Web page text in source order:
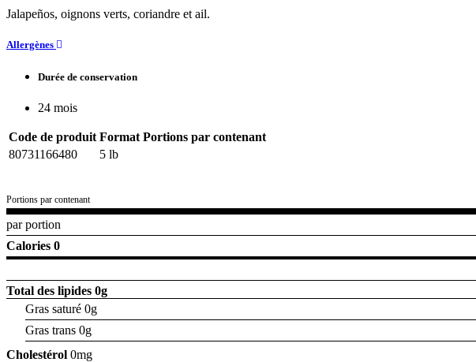
Jalapeños, oignons verts, coriandre et ail.
Allergènes
Durée de conservation
24 mois
Code de produit Format Portions par contenant
80731166480
5 lb
Portions par contenant
par portion
Calories 0
Total des lipides 0g
Gras saturé 0g
Gras trans 0g
Cholestérol 0mg